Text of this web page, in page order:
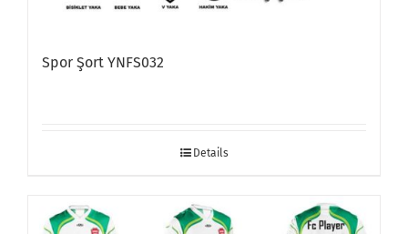
Spor Şort YNFS032
Details